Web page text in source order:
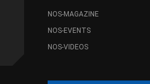
NOS-MAGAZINE
NOS-EVENTS
NOS-VIDEOS